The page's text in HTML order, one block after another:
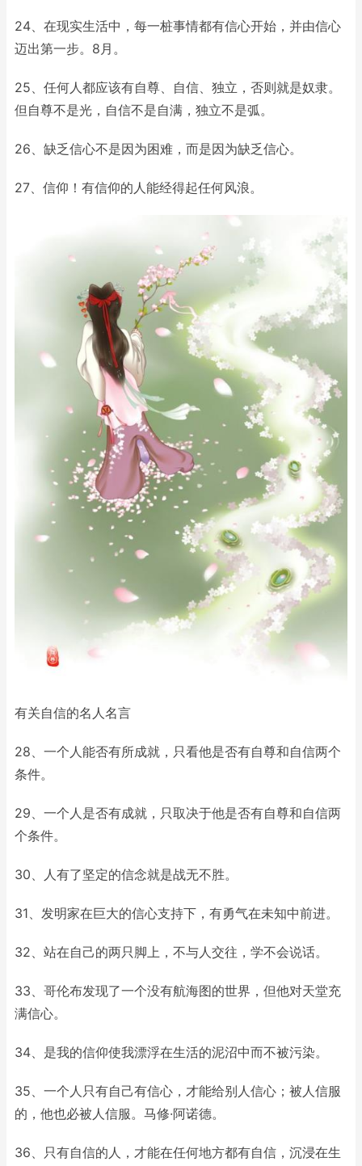
24、在现实生活中，每一桩事情都有信心开始，并由信心
迈出第一步。8月。
25、任何人都应该有自尊、自信、独立，否则就是奴隶。
但自尊不是光，自信不是自满，独立不是弧。
26、缺乏信心不是因为困难，而是因为缺乏信心。
27、信仰！有信仰的人能经得起任何风浪。
有关自信的名人名言
28、一个人能否有所成就，只看他是否有自尊和自信两个
条件。
29、一个人是否有成就，只取决于他是否有自尊和自信两
个条件。
30、人有了坚定的信念就是战无不胜。
31、发明家在巨大的信心支持下，有勇气在未知中前进。
32、站在自己的两只脚上，不与人交往，学不会说话。
33、哥伦布发现了一个没有航海图的世界，但他对天堂充
满信心。
34、是我的信仰使我漂浮在生活的泥沼中而不被污染。
35、一个人只有自己有信心，才能给别人信心；被人信服
的，他也必被人信服。马修·阿诺德。
36、只有自信的人，才能在任何地方都有自信，沉浸在生